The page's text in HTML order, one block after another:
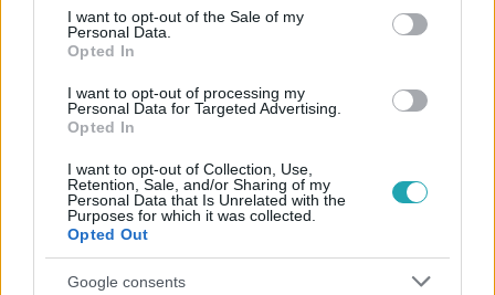
consent section.
I want to opt-out of the Sale of my
Personal Data.
Opted In
I want to opt-out of processing my
Personal Data for Targeted Advertising.
Opted In
I want to opt-out of Collection, Use,
Retention, Sale, and/or Sharing of my
Personal Data that Is Unrelated with the
Purposes for which it was collected.
Opted Out
Google consents
2023. március 22. 17:23
A főváros nem hagyja, hogy neonáci emlékhely
legyen Szálasi özvegyének sírjából
A Fővárosi Közgyűlés a jövő héten tárgyalja az ügyet,